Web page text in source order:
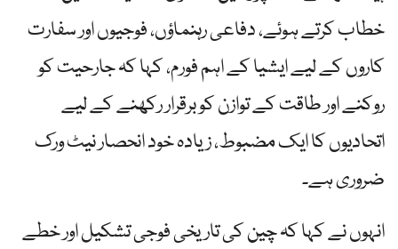
خطاب کرتے ہوئے، دفاعی رہنماؤں، فوجیوں اور سفارت
کاروں کے لیے ایشیا کے اہم فورم، کہا کہ جارحیت کو
روکنے اور طاقت کے توازن کو برقرار رکھنے کے لیے
اتحادیوں کا ایک مضبوط، زیادہ خود انحصار نیٹ ورک
ضروری ہے۔
انہوں نے کہا کہ چین کی تاریخی فوجی تشکیل اور خطے